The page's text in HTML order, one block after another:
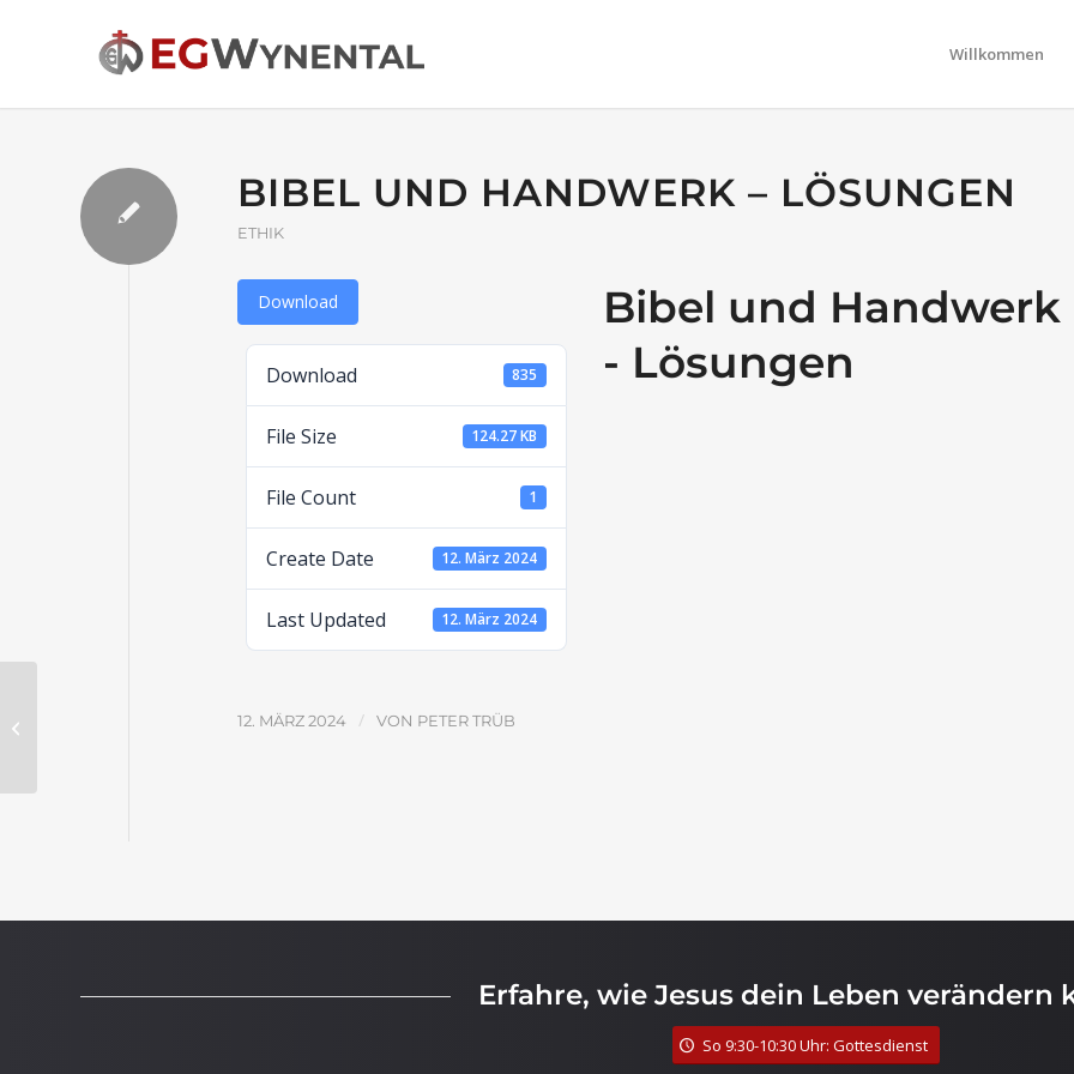
Willkommen
BIBEL UND HANDWERK – LÖSUNGEN
ETHIK
Download
Download 835
File Size 124.27 KB
File Count 1
Create Date 12. März 2024
Last Updated 12. März 2024
Bibel und Handwerk
- Lösungen
12. MÄRZ 2024 / VON PETER TRÜB
Erfahre, wie Jesus dein Leben verändern
So 9:30-10:30 Uhr: Gottesdienst